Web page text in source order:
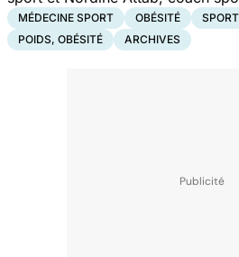
MÉDECINE SPORT OBÉSITÉ
POIDS, OBÉSITÉ
ARCHIVES